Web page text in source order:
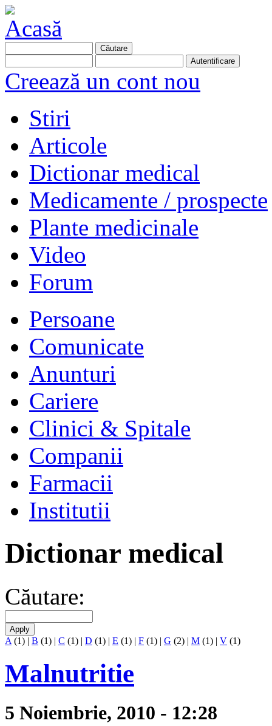
Creează un cont nou
Stiri
Articole
Dictionar medical
Medicamente / prospecte
Plante medicinale
Video
Forum
Persoane
Comunicate
Anunturi
Cariere
Clinici & Spitale
Companii
Farmacii
Institutii
Dictionar medical
Căutare:
A (1) | B (1) | C (1) | D (1) | E (1) | F (1) | G (2) | M (1) | V (1)
Malnutritie
5 Noiembrie, 2010 - 12:28